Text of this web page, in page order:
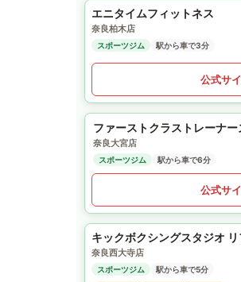
エニタイムフィットネス
奈良柏木店
スポーツジム 駅から車で3分
公式サ
ファーストクラストレーナー
奈良大宮店
スポーツジム 駅から車で6分
公式サ
キックボクシングスタジオ
奈良西大寺店
スポーツジム
駅から車で5分